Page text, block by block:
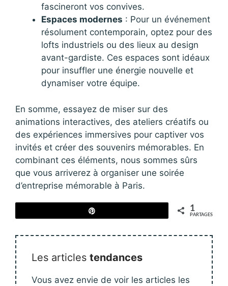
fascineront vos convives.
Espaces modernes : Pour un événement
résolument contemporain, optez pour des
lofts industriels ou des lieux au design
avant-gardiste. Ces espaces sont idéaux
pour insuffler une énergie nouvelle et
dynamiser votre équipe.
En somme, essayez de miser sur des
animations interactives, des ateliers créatifs ou
des expériences immersives pour captiver vos
invités et créer des souvenirs mémorables. En
combinant ces éléments, nous sommes sûrs
que vous arriverez à organiser une soirée
d’entreprise mémorable à Paris.
1
PARTAGES
Les articlestendances
Vous avez envie de voir les articles les